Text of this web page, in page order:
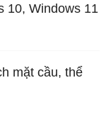
10, Windows 11
mặt cầu, thể